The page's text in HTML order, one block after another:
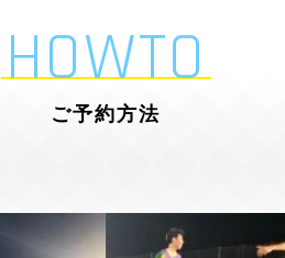
HOWTO
ご予約方法